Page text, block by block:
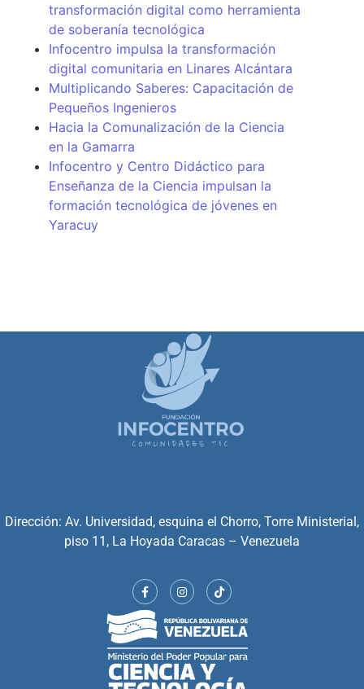
transformación digital como herramienta
de soberanía tecnológica
Infocentro impulsa la transformación
digital comunitaria en Linares Alcántara
Multiplicando Saberes: Capacitación de
Pequeños Ingenieros
Hacia la Comunalización de la Ciencia
en la Gamarra
Infocentro y Centro Didáctico para
Enseñanza de la Ciencia impulsan la
formación tecnológica de jóvenes en
Yaracuy
Dirección: Av. Universidad, esquina el Chorro, Torre Ministerial,
piso 11, La Hoyada Caracas – Venezuela